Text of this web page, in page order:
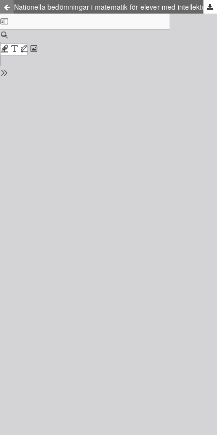
Nationella bedömningar i matematik för elever med intellektuell funktionsnedsättning – lärares arbete i praktiken